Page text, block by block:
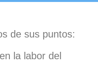
de sus puntos:
la labor del